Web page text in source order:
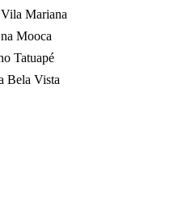
Mariana
Mooca
Tatuapé
Bela Vista